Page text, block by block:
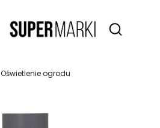
Otwórz
Oświetlenie ogrodu